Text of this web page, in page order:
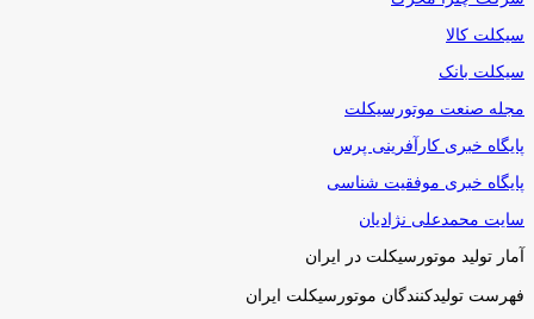
سیکلت کالا
سیکلت بانک
مجله صنعت موتورسیکلت
پایگاه خبری کارآفرینی پرس
پایگاه خبری موفقیت شناسی
سایت محمدعلی نژادیان
آمار تولید موتورسیکلت در ایران
فهرست تولیدکنندگان موتورسیکلت ایران